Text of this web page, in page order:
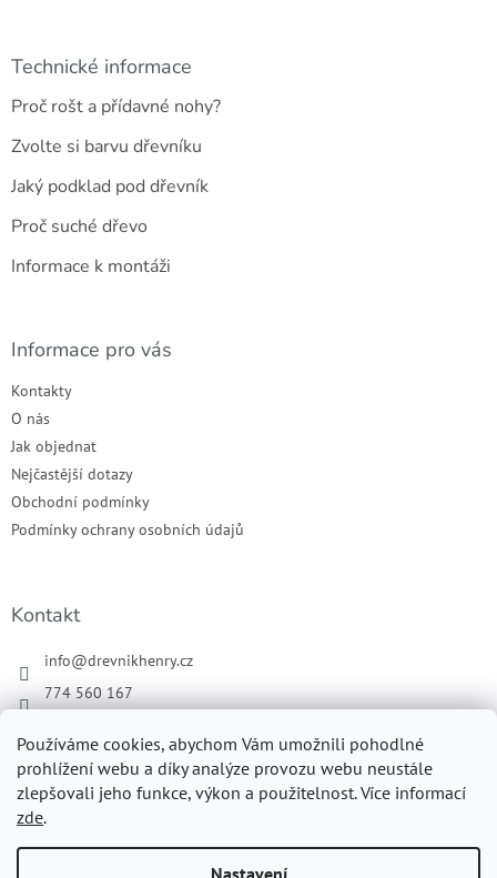
Používáme cookies, abychom Vám umožnili pohodlné
prohlížení webu a díky analýze provozu webu neustále
zlepšovali jeho funkce, výkon a použitelnost. Více informací
zde.
Nastavení
Technické informace
Proč rošt a přídavné nohy?
Zvolte si barvu dřevníku
Jaký podklad pod dřevník
Proč suché dřevo
Informace k montáži
Informace pro vás
Kontakty
O nás
Jak objednat
Nejčastější dotazy
Obchodní podmínky
Podmínky ochrany osobních údajů
Kontakt
info@drevnikhenry.cz
774 560 167